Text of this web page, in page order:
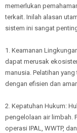
memerlukan
terkait. Inilah alasan
sistem ini sangat
1. Keamanan
dapat merusak
manusia. Pelatihan
dengan efisien dan
2. Kepatuhan Hukum:
pengelolaan air limbah.
operasi IPAL, WWTP,